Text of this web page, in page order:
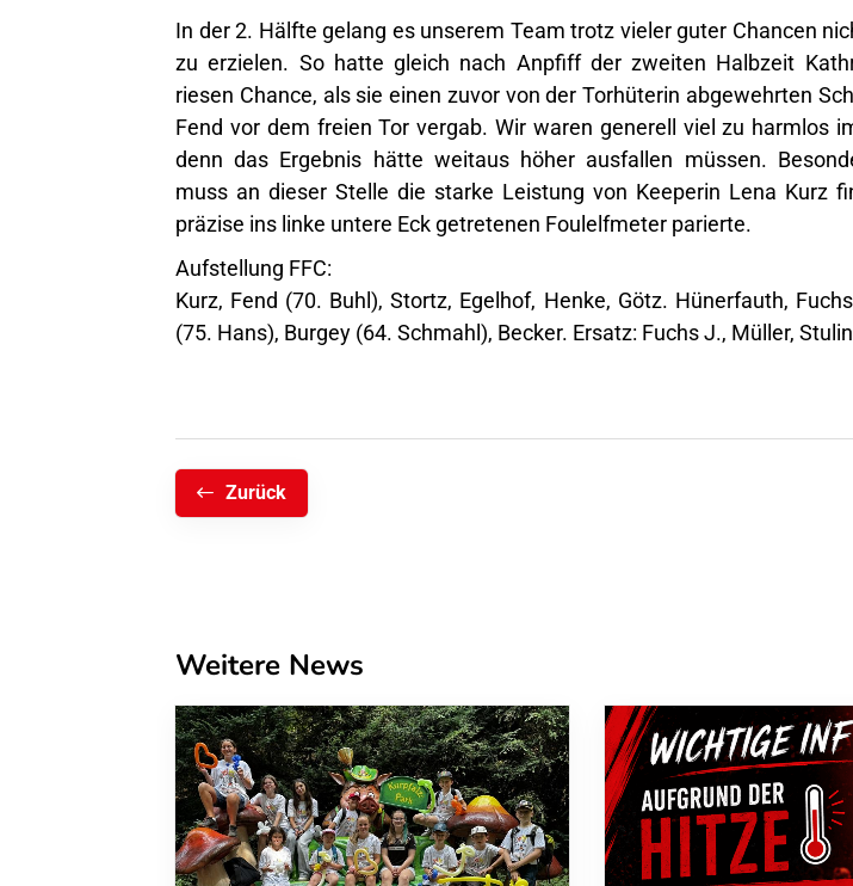
In der 2. Hälfte gelang es unserem Team trotz vieler guter Chancen
zu erzielen. So hatte gleich nach Anpfiff der zweiten Halbzeit
riesen Chance, als sie einen zuvor von der Torhüterin abgewehrten
Fend vor dem freien Tor vergab. Wir waren generell viel zu harmlos
denn das Ergebnis hätte weitaus höher ausfallen müssen.
muss an dieser Stelle die starke Leistung von Keeperin Lena Kurz
präzise ins linke untere Eck getretenen Foulelfmeter parierte.
Aufstellung FFC:
Kurz, Fend (70. Buhl), Stortz, Egelhof, Henke, Götz. Hünerfauth,
(75. Hans), Burgey (64. Schmahl), Becker. Ersatz: Fuchs J., Müller,
Zurück
Weitere News